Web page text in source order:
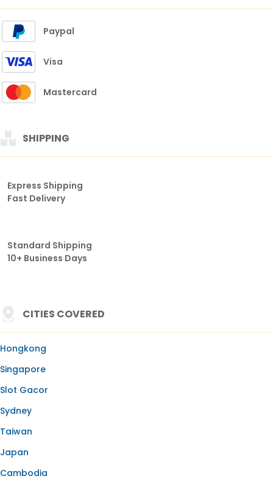
Paypal
Visa
Mastercard
SHIPPING
Express Shipping
Fast Delivery
Standard Shipping
10+ Business Days
CITIES COVERED
Hongkong
Singapore
Slot Gacor
Sydney
Taiwan
Japan
Cambodia